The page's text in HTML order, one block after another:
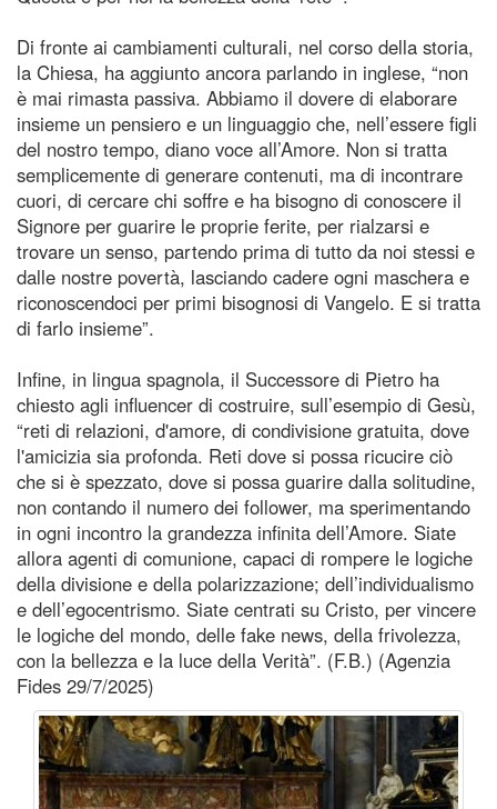
Di fronte ai cambiamenti culturali, nel corso della storia,
la Chiesa, ha aggiunto ancora parlando in inglese, “non
è mai rimasta passiva. Abbiamo il dovere di elaborare
insieme un pensiero e un linguaggio che, nell’essere figli
del nostro tempo, diano voce all’Amore. Non si tratta
semplicemente di generare contenuti, ma di incontrare
cuori, di cercare chi soffre e ha bisogno di conoscere il
Signore per guarire le proprie ferite, per rialzarsi e
trovare un senso, partendo prima di tutto da noi stessi e
dalle nostre povertà, lasciando cadere ogni maschera e
riconoscendoci per primi bisognosi di Vangelo. E si tratta
di farlo insieme”.
Infine, in lingua spagnola, il Successore di Pietro ha
chiesto agli influencer di costruire, sull’esempio di Gesù,
“reti di relazioni, d'amore, di condivisione gratuita, dove
l'amicizia sia profonda. Reti dove si possa ricucire ciò
che si è spezzato, dove si possa guarire dalla solitudine,
non contando il numero dei follower, ma sperimentando
in ogni incontro la grandezza infinita dell’Amore. Siate
allora agenti di comunione, capaci di rompere le logiche
della divisione e della polarizzazione; dell’individualismo
e dell’egocentrismo. Siate centrati su Cristo, per vincere
le logiche del mondo, delle fake news, della frivolezza,
con la bellezza e la luce della Verità”. (F.B.) (Agenzia
Fides 29/7/2025)